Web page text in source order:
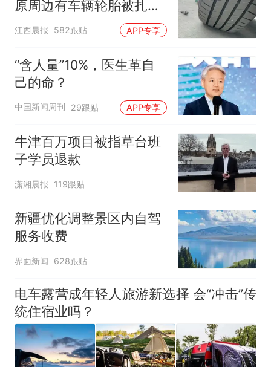
原周边有车辆轮胎被扎，
修理店铺换胎价格高达千
元，官方发布情况通报
江西晨报 582跟贴 APP专享
“含人量”10%，医生革自
己的命？
中国新闻周刊 29跟贴 APP专享
牛津百万项目被指草台班
子学员退款
潇湘晨报 119跟贴
新疆优化调整景区内自驾
服务收费
界面新闻 628跟贴
电车露营成年轻人旅游新选择 会“冲击”传
统住宿业吗？